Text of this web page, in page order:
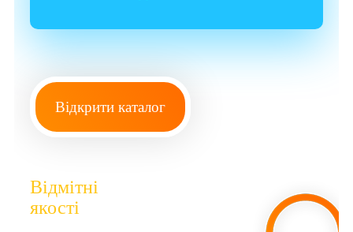
Відкрити каталог
Відмітні
якості